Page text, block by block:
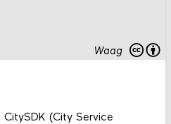
Waag
(City Service